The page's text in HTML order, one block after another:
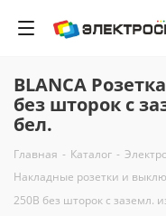
BLANCA
без шторок с
бел.
Главная - Каталог -
Накладные розетки и
250В без шторок с заземл.